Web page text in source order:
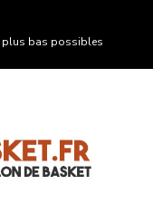
plus bas possibles